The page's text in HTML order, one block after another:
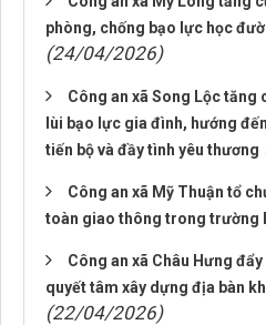
phòng, chống bạo lực học
(24/04/2026)
Công an xã Song Lộc tăng
lùi bạo lực gia đình, hướng
tiến bộ và đầy tình yêu thương
Công an xã Mỹ Thuận tổ
toàn giao thông trong trường
Công an xã Châu Hưng
quyết tâm xây dựng địa bàn
(22/04/2026)